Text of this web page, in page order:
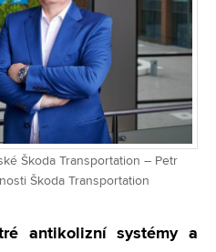
Škoda Transportation – Petr
Škoda Transportation
antikolizní systémy a